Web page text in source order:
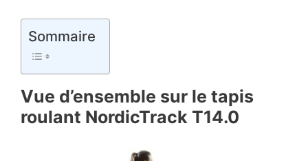
Sommaire
Vue d’ensemble sur le tapis
roulant NordicTrack T14.0